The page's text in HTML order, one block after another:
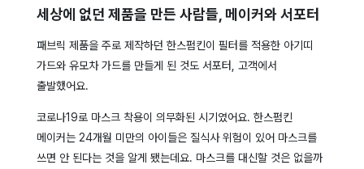
세상에 없던 제품을 만든 사람들, 메이커와 서포터
패브릭 제품을 주로 제작하던 한스펌킨이 필터를 적용한 아기띠
가드와 유모차 가드를 만들게 된 것도 서포터, 고객에서
출발했어요.
코로나19로 마스크 착용이 의무화된 시기였어요. 한스펌킨
메이커는 24개월 미만의 아이들은 질식사 위험이 있어 마스크를
쓰면 안 된다는 것을 알게 됐는데요. 마스크를 대신할 것은 없을까